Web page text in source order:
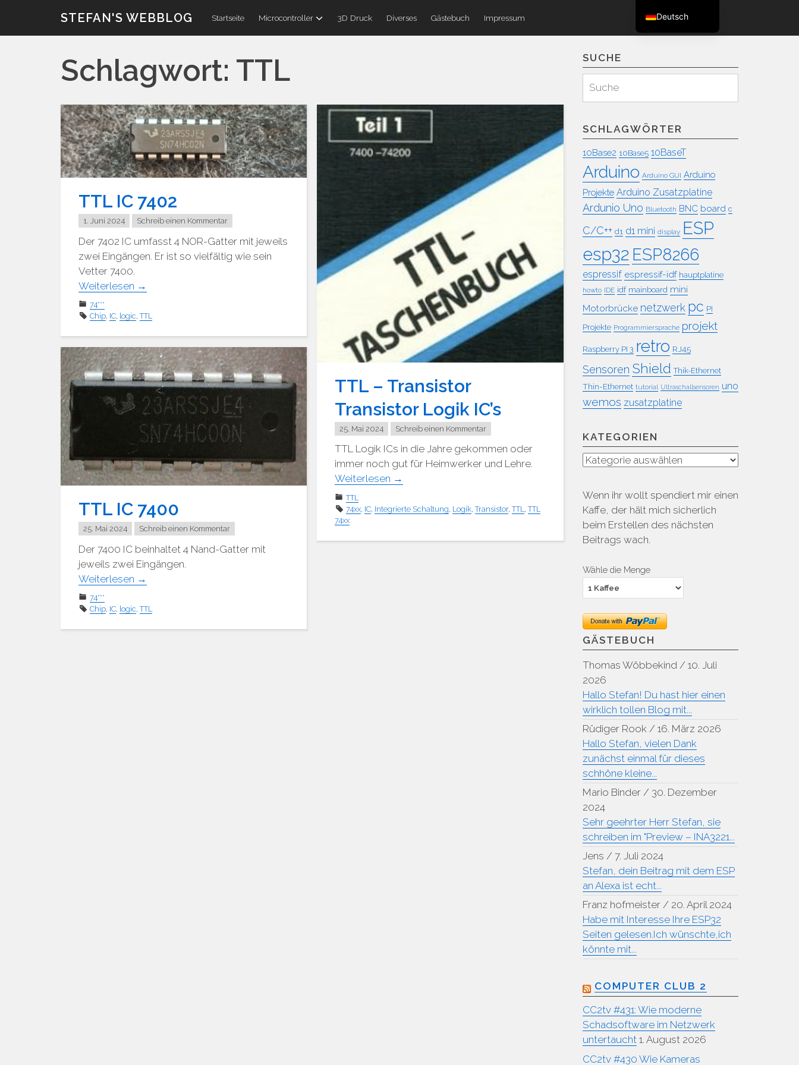
STEFAN'S WEBBLOG Startseite Microcontroller 3D Druck Diverses Gästebuch Impressum
Schlagwort: TTL
TTL IC 7402
1. Juni 2024 Schreib einen Kommentar
Der 7402 IC umfasst 4 NOR-Gatter mit jeweils
zwei Eingängen. Er ist so vielfältig wie sein
Vetter 7400.
Weiterlesen →
74***
Chip, IC, logic,TTL
TTL – Transistor
Transistor Logik IC’s
25. Mai 2024 Schreib einen Kommentar
TTL Logik ICs in die Jahre gekommen oder
immer noch gut für Heimwerker und Lehre.
Weiterlesen →
TTL
74xx IC Integrierte Schaltung Logik ,Transistor,TTL ,TTL
74xx
TTL IC 7400
25. Mai 2024 Schreib einen Kommentar
Der 7400 IC beinhaltet 4 Nand-Gatter mit
jeweils zwei Eingängen.
Weiterlesen →
74***
Chip, IC, logic,TTL
SUCHE
für:
Suchen
SCHLAGWÖRTER
10Base2 10Base5 10BaseT
Arduino Arduino GUI Arduino
Projekte Arduino Zusatzplatine
Ardunio Uno Bluetooth BNC board c
C/C++ d1 d1 mini display ESP
esp32 ESP8266
espressif espressif-idf hauptplatine
howto IDE idf mainboard mini
Motorbrücke netzwerk pc PI
Projekte Programmiersprache projekt
Raspberry PI 3 retro RJ45
Sensoren Shield Thik-Ethernet
Thin-Ethernet tutorial Ultraschallsensoren uno
wemos zusatzplatine
KATEGORIEN
Kategorien
Wenn ihr wollt spendiert mir einen
Kaffe, der hält mich sicherlich
beim Erstellen des nächsten
Beitrags wach.
Wähle die Menge
GÄSTEBUCH
Thomas Wöbbekind / 10. Juli
2026
Hallo Stefan! Du hast hier einen
wirklich tollen Blog mit...
Rüdiger Rook / 16. März 2026
Hallo Stefan, vielen Dank
zunächst einmal für dieses
schhöne kleine...
Mario Binder/ 30. Dezember
2024
Sehr geehrter Herr Stefan, sie
schreiben im "Preview – INA3221...
Jens / 7. Juli 2024
Stefan, dein Beitrag mit dem ESP
an Alexa ist echt...
Franz hofmeister/ 20. April 2024
Habe mit Interesse Ihre ESP32
Seiten gelesen.Ich wünschte,ich
könnte mit...
COMPUTER CLUB 2
CC2tv #431: Wie moderne
Schadsoftware im Netzwerk
untertaucht 1. August 2026
CC2tv #430 Wie Kameras
Deutsch
English (UK)